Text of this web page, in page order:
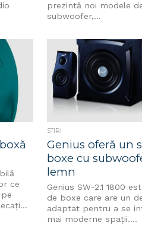
prezintă noi modele
subwoofer,...
ce
STIRI
Genius oferă un
boxe cu
lemn
Genius SW-2.1 1800
de boxe care are un
adaptat pentru a se
mai moderne spații....